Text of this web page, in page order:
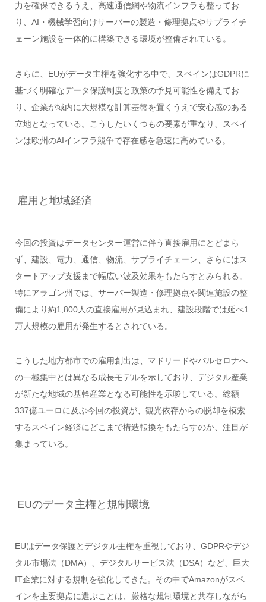
力を確保できるうえ、高速通信網や物流インフラも整ってお
り、AI・機械学習向けサーバーの製造・修理拠点やサプライチ
ェーン施設を一体的に構築できる環境が整備されている。
さらに、EUがデータ主権を強化する中で、スペインはGDPRに
基づく明確なデータ保護制度と政策の予見可能性を備えてお
り、企業が域内に大規模な計算基盤を置くうえで安心感のある
立地となっている。こうしたいくつもの要素が重なり、スペイ
ンは欧州のAIインフラ競争で存在感を急速に高めている。
雇用と地域経済
今回の投資はデータセンター運営に伴う直接雇用にとどまら
ず、建設、電力、通信、物流、サプライチェーン、さらにはス
タートアップ支援まで幅広い波及効果をもたらすとみられる。
特にアラゴン州では、サーバー製造・修理拠点や関連施設の整
備により約1,800人の直接雇用が見込まれ、建設段階では延べ1
万人規模の雇用が発生するとされている。
こうした地方都市での雇用創出は、マドリードやバルセロナへ
の一極集中とは異なる成長モデルを示しており、デジタル産業
が新たな地域の基幹産業となる可能性を示唆している。総額
337億ユーロに及ぶ今回の投資が、観光依存からの脱却を模索
するスペイン経済にどこまで構造転換をもたらすのか、注目が
集まっている。
EUのデータ主権と規制環境
EUはデータ保護とデジタル主権を重視しており、GDPRやデジ
タル市場法（DMA）、デジタルサービス法（DSA）など、巨大
IT企業に対する規制を強化してきた。その中でAmazonがスペ
インを主要拠点に選ぶことは、厳格な規制環境と共存しながら